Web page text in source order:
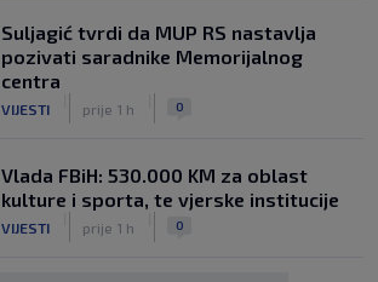
Suljagić tvrdi da MUP RS nastavlja
pozivati saradnike Memorijalnog
centra
VIJESTI prije 1 h 0
Vlada FBiH: 530.000 KM za oblast
kulture i sporta, te vjerske institucije
VIJESTI prije 1 h 0